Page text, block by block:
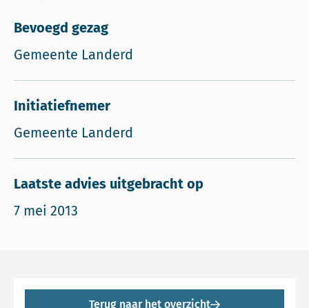
Bevoegd gezag
Gemeente Landerd
Initiatiefnemer
Gemeente Landerd
Laatste advies uitgebracht op
7 mei 2013
Terug naar het overzicht